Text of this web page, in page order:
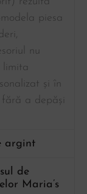
piesa
nu
limita
și în
a depăși
argint
de
Maria’s